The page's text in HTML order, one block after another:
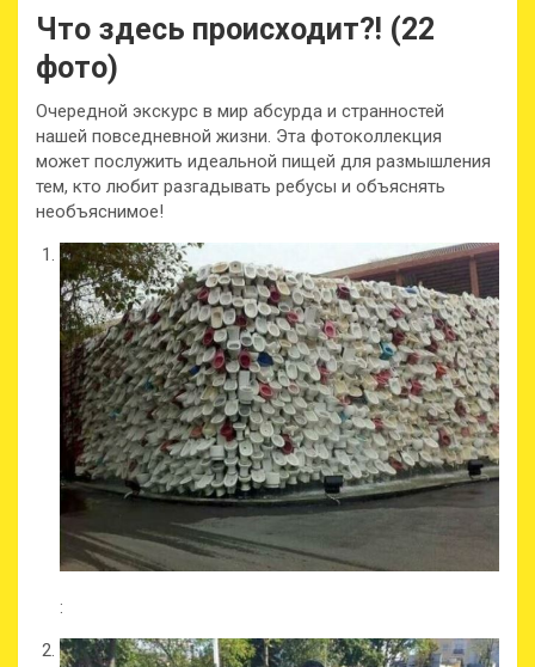
Что здесь происходит?! (22
фото)
Очередной экскурс в мир абсурда и странностей
нашей повседневной жизни. Эта фотоколлекция
может послужить идеальной пищей для размышления
тем, кто любит разгадывать ребусы и объяснять
необъяснимое!
: